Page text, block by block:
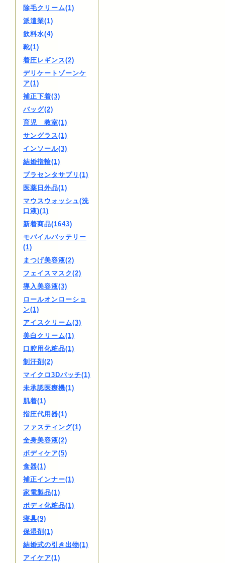
除毛クリーム(1)
派遣業(1)
飲料水(4)
靴(1)
着圧レギンス(2)
デリケートゾーンケ
ア(1)
補正下着(3)
バッグ(2)
育児 教室(1)
サングラス(1)
インソール(3)
結婚指輪(1)
プラセンタサプリ(1)
医薬日外品(1)
マウスウォッシュ(洗
口液)(1)
新着商品(1643)
モバイルバッテリー
(1)
まつげ美容液(2)
フェイスマスク(2)
導入美容液(3)
ロールオンローショ
ン(1)
アイスクリーム(3)
美白クリーム(1)
口腔用化粧品(1)
制汗剤(2)
マイクロ3Dパッチ(1)
未承認医療機(1)
肌着(1)
指圧代用器(1)
ファスティング(1)
全身美容液(2)
ボディケア(5)
食器(1)
補正インナー(1)
家電製品(1)
ボディ化粧品(1)
寝具(9)
保湿剤(1)
結婚式の引き出物(1)
アイケア(1)